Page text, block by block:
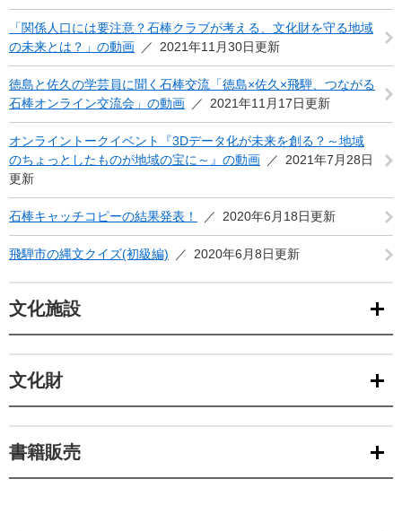
文化施設
文化財
書籍販売
「関係人口には要注意？石棒クラブが考える、文化財を守る地域
の未来とは？」の動画
2021年11月30日更新
徳島と佐久の学芸員に聞く石棒交流「徳島×佐久×飛騨、つながる
石棒オンライン交流会」の動画
2021年11月17日更新
オンライントークイベント『3Dデータ化が未来を創る？～地域
のちょっとしたものが地域の宝に～』の動画
2021年7月28日
更新
石棒キャッチコピーの結果発表！ 2020年6月18日更新
飛騨市の縄文クイズ(初級編) 2020年6月8日更新